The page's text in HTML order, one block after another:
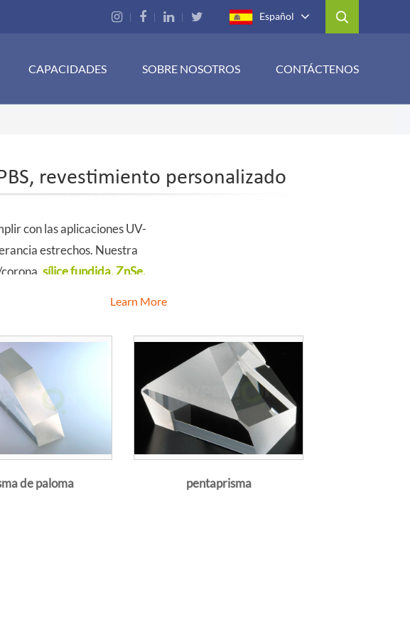
Español
CAPACIDADES SOBRE NOSOTROS CONTÁCTENOS
revestimiento personalizado
con las aplicaciones UV-
estrechos. Nuestra
sílice fundida, ZnSe,
o un tratamiento adicional
ingenieros siempre estarán
desde la hipotenusa, o
de incidencia de la luz es
en la superficie de la
la luz se reflejará
Learn More
de paloma pentaprisma